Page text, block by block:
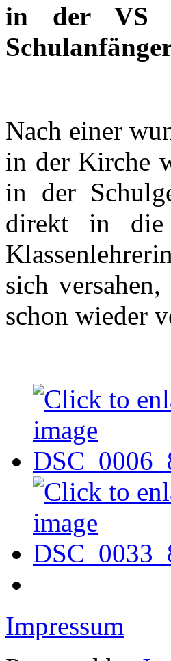
in der VS
Nach einer
in der Kirche
in der
direkt in die
sich
schon wieder
Impressum